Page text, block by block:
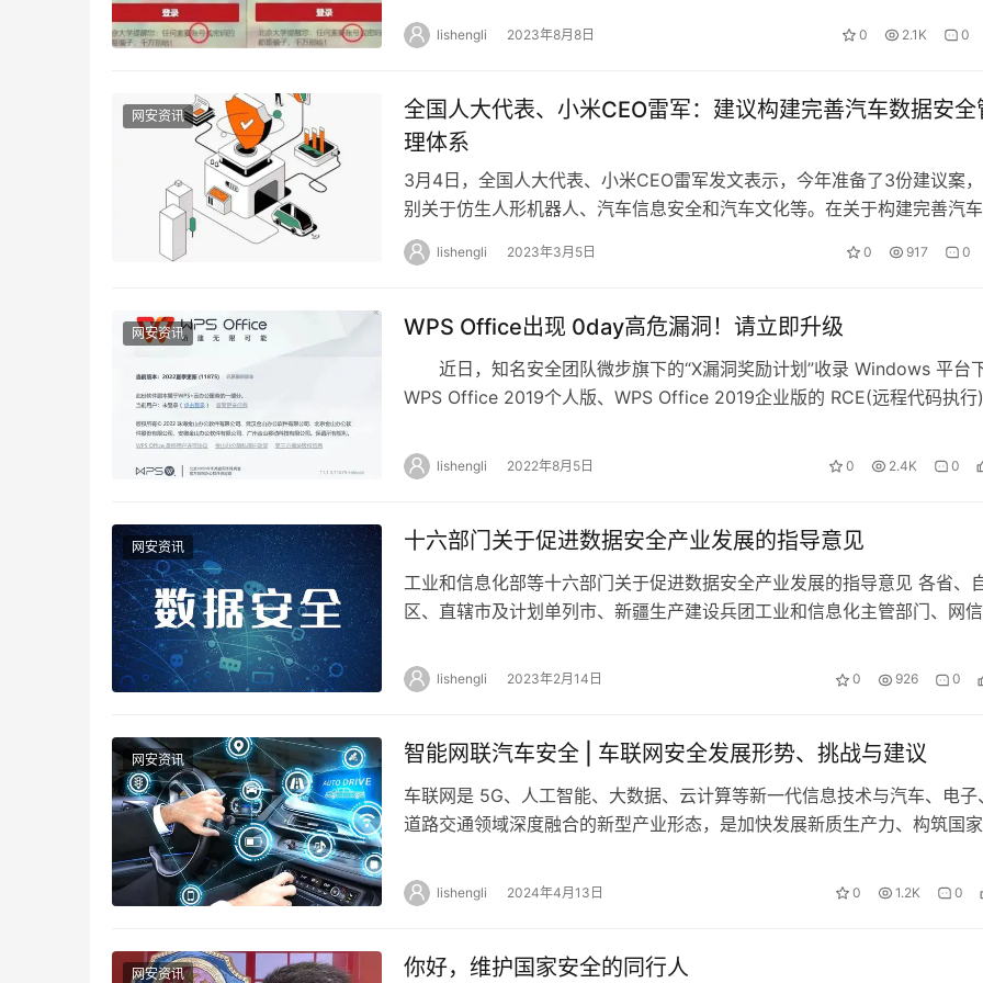
lishengli 2023年8月8日 0 2.1K 0
网安资讯
全国人大代表、小米CEO雷军：建议构建完善汽车数据安全
理体系
3月4日，全国人大代表、小米CEO雷军发文表示，今年准备了3份建议案
别关于仿生人形机器人、汽车信息安全和汽车文化等。在关于构建完善汽车
据安全管理体系的建议中，雷军指出，智能网…
lishengli 2023年3月5日 0 917 0
网安资讯 WPS Office出现 0day高危漏洞！请立即升级
近日，知名安全团队微步旗下的“X漏洞奖励计划”收录 Windows 平台
WPS Office 2019个人版、WPS Office 2019企业版的 RCE(远程代码执
lishengli 2022年8月5日 0 2.4K 0
网安资讯 十六部门关于促进数据安全产业发展的指导意见
工业和信息化部等十六部门关于促进数据安全产业发展的指导意见 各省、
区、直辖市及计划单列市、新疆生产建设兵团工业和信息化主管部门、网信
lishengli 2023年2月14日 0 926 0
网安资讯 智能网联汽车安全 | 车联网安全发展形势、挑战与建议
车联网是 5G、人工智能、大数据、云计算等新一代信息技术与汽车、电子、
道路交通领域深度融合的新型产业形态，是加快发展新质生产力、构筑国家
lishengli 2024年4月13日 0 1.2K 0
网安资讯 你好，维护国家安全的同行人